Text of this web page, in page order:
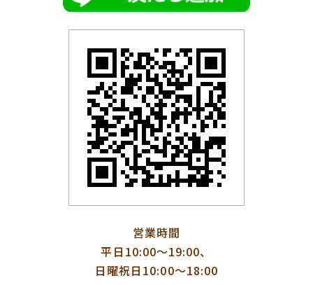
営業時間
平日10:00〜19:00、
日曜祝日10:00〜18:00